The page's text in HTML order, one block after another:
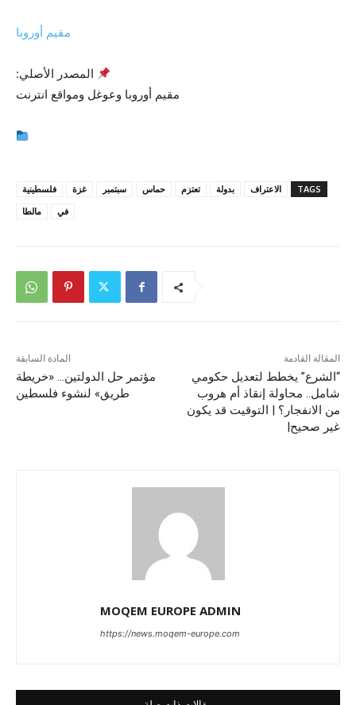
مقيم أوروبا
المصدر الأصلي:
مقيم أوروبا وعوغل ومواقع انترنت
TAGS الاعتراف بدولة تعتزم حماس سبتمبر غزة
فلسطينية
في
مالطا
المادة السابقة
مؤتمر حل الدولتين… «خريطة
طريق» لنشوء فلسطين
المقالة القادمة
“الشرع” يخطط لتعديل حكومي
شامل.. محاولة إنقاذ أم هروب
من الانفجار؟ | التوقيت قد يكون
غير صحيح|
MOQEM EUROPE ADMIN
https://news.moqem-europe.com